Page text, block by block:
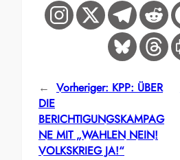
← Vorheriger: KPP: ÜBER
DIE
BERICHTIGUNGSKAMPAG
NE MIT „WAHLEN NEIN!
VOLKSKRIEG JA!“